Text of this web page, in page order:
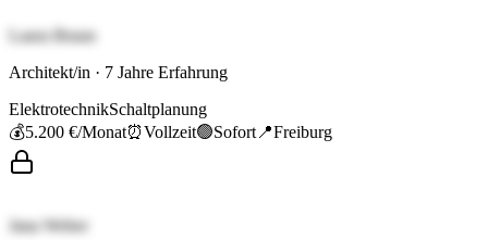
Laura Braun
Architekt/in · 7 Jahre Erfahrung
ElektrotechnikSchaltplanung
💰5.200 €/Monat⏰Vollzeit🟢Sofort 📍Freiburg
Jana Weber